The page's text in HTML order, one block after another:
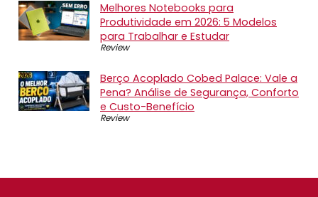
Melhores Notebooks para
Produtividade em 2026: 5 Modelos
para Trabalhar e Estudar
Review
Berço Acoplado Cobed Palace: Vale a
Pena? Análise de Segurança, Conforto
e Custo-Benefício
Review